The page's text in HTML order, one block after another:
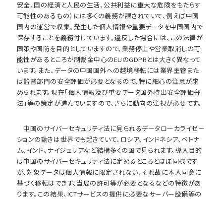
安全、国の経済と人民の生活、公共利益に重大な危険をもたらす
可能性のあるもの）には多くの義務が課されていて、例えば中国
国内の運営で収集、発生した個人情報や重要データを中国国内で
保存することを義務付けています。違反した場合には、この法律が
国策や国防を目的としていますので、業務停止や営業取消しの可
能性があるところが制裁金中心のEUのGDPRとは大きく異なって
います。また、データの中国国外への越境移転には業界主管また
は監督部門の安全評価が必要となるので、特に細心の注意が求
められます。現在「個人情報及び重要データ国外持出安全評価弁
法」等の策定が進んでいますので、さらに動向の注視が必要です。
中国のサイバーセキュリティ法に見られるデータローカライゼー
ションの動きは世界でも起きていて、ロシア、インドネシア、ベトナ
ム、インド、ナイジェリアなど結構多くの国で見られます。導入目的
は中国のサイバーセキュリティ法に定めるところとほぼ同様です
が、対象データは個人情報に限定されない、それ故に本人同意に
基づく移転はできず、当局の許可等が必要となるなどの特徴があ
ります。この結果、ICTサービスの提供に必要なサーバー設備等の